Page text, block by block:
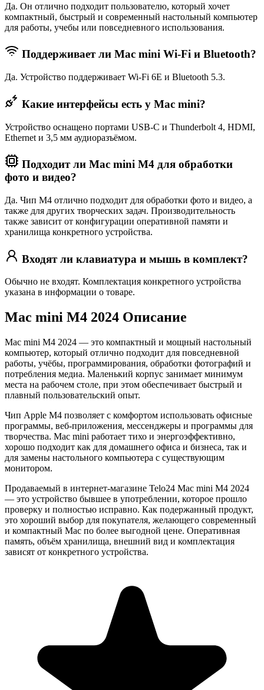
Да. Он отлично подходит пользователю, который хочет
компактный, быстрый и современный настольный компьютер
для работы, учебы или повседневного использования.
Поддерживает ли Mac mini Wi-Fi и Bluetooth?
Да. Устройство поддерживает Wi‑Fi 6E и Bluetooth 5.3.
Какие интерфейсы есть у Mac mini?
Устройство оснащено портами USB-C и Thunderbolt 4, HDMI,
Ethernet и 3,5 мм аудиоразъёмом.
Подходит ли Mac mini M4 для обработки
фото и видео?
Да. Чип M4 отлично подходит для обработки фото и видео, а
также для других творческих задач. Производительность
также зависит от конфигурации оперативной памяти и
хранилища конкретного устройства.
Входят ли клавиатура и мышь в комплект?
Обычно не входят. Комплектация конкретного устройства
указана в информации о товаре.
Mac mini M4 2024 Описание
Mac mini M4 2024 — это компактный и мощный настольный
компьютер, который отлично подходит для повседневной
работы, учёбы, программирования, обработки фотографий и
потребления медиа. Маленький корпус занимает минимум
места на рабочем столе, при этом обеспечивает быстрый и
плавный пользовательский опыт.
Чип Apple M4 позволяет с комфортом использовать офисные
программы, веб-приложения, мессенджеры и программы для
творчества. Mac mini работает тихо и энергоэффективно,
хорошо подходит как для домашнего офиса и бизнеса, так и
для замены настольного компьютера с существующим
монитором.
Продаваемый в интернет-магазине Telo24 Mac mini M4 2024
— это устройство бывшее в употреблении, которое прошло
проверку и полностью исправно. Как подержанный продукт,
это хороший выбор для покупателя, желающего современный
и компактный Mac по более выгодной цене. Оперативная
память, объём хранилища, внешний вид и комплектация
зависят от конкретного устройства.